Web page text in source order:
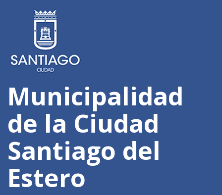
Municipalidad
de la Ciudad
Santiago del
Estero